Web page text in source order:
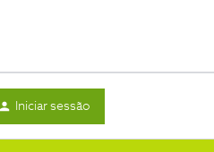
Iniciar sessão